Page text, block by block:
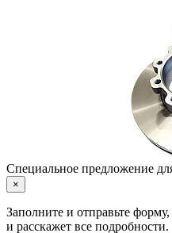
Специальное предложение
×
Заполните и отправьте
и расскажет все подробности.